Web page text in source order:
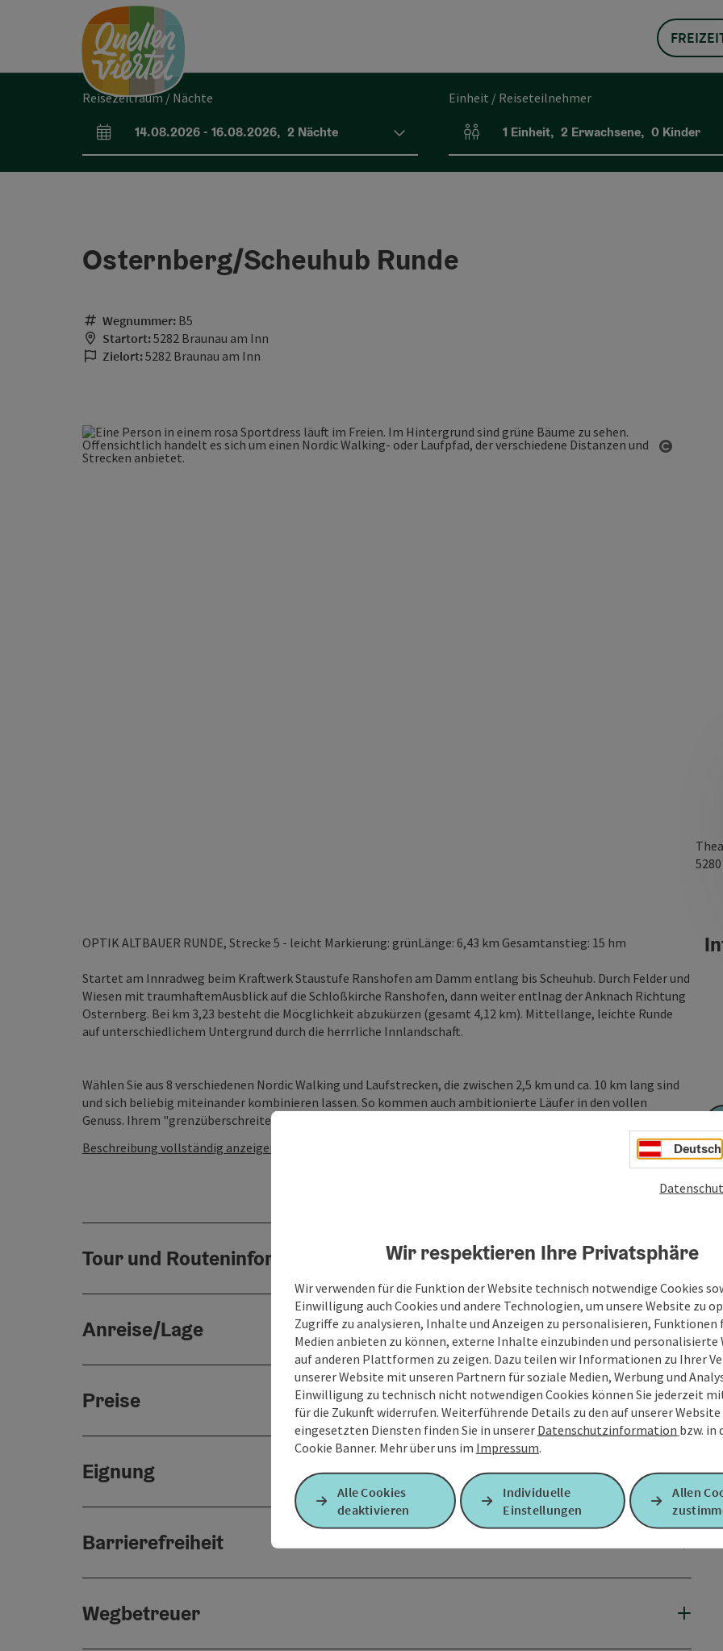
Zum InhaltAccesskey
[0]
Zur NavigationAccesskey
Zum Seitenanfang Accesskey
Reisezeitraum / Nächte
An- und Abreisefelder
14.08.2026- 16.08.2026, 2 Nächte
Einheit / Reiseteilnehmer
Einheitenanzahl und Personenfelder
1 Einheit, 2 Erwachsene, 0 Kinder
Osternberg/Scheuhub Runde
Wegnummer: B5
Startort:5282 Braunau am Inn
Zielort:5282 Braunau am Inn
5280
OPTIK ALTBAUER RUNDE, Strecke 5 - leicht Markierung: grünLänge: 6,43 km Gesamtanstieg: 15 hm
Startet am Innradweg beim Kraftwerk Staustufe Ranshofen am Damm entlang bis Scheuhub. Durch Felder und
Wiesen mit traumhaftemAusblick auf die Schloßkirche Ranshofen, dann weiter entlnag der Anknach Richtung
Osternberg. Bei km 3,23 besteht die Möcglichkeit abzukürzen (gesamt 4,12 km). Mittellange, leichte Runde
auf unterschiedlichem Untergrund durch die herrrliche Innlandschaft.
Wählen Sie aus 8 verschiedenen Nordic Walking und Laufstrecken, die zwischen 2,5 km und ca. 10 km lang sind
und sich beliebig miteinander kombinieren lassen. So kommen auch ambitionierte Läufer in den vollen
Genuss. Ihrem "grenzüberschreitenden" Laufen steht auch ...
Beschreibung vollständig anzeigen
Tour und Routeninformationen
Anreise/Lage
Preise
Eignung
Barrierefreiheit
Wegbetreuer
Deutsch
Wir respektieren Ihre Privatsphäre
Wir verwenden für die Funktion der Website technisch notwendige Cookies
Einwilligung auch Cookies und andere Technologien, um unsere Website zu
Zugriffe zu analysieren, Inhalte und Anzeigen zu personalisieren, Funktionen
Medien anbieten zu können, externe Inhalte einzubinden und personalisierte
auf anderen Plattformen zu zeigen. Dazu teilen wir Informationen zu Ihrer
unserer Website mit unseren Partnern für soziale Medien, Werbung und
Einwilligung zu technisch nicht notwendigen Cookies können Sie jederzeit
für die Zukunft widerrufen. Weiterführende Details zu den auf unserer Website
eingesetzten Diensten finden Sie in unserer Datenschutzinformation bzw. in
Cookie Banner. Mehr über uns im Impressum.
Alle Cookies
deaktivieren
Individuelle
Einstellungen
Allen